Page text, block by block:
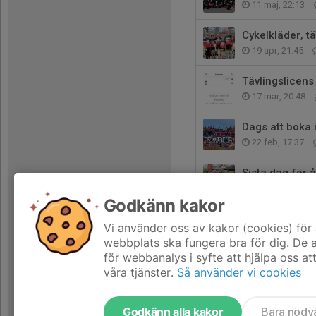
11 maj, 22:13
Cykelkläder,
19 apr, 21:45
Tävlingslicens
17 mar, 20:48
Dags att boka
22 feb, 17:37
Sista dag för
11 jan, 09:49
Godkänn kakor
Vi använder oss av kakor (cookies)
webbplats ska fungera bra för dig. De
för webbanalys i syfte att hjälpa oss
våra tjänster. Så använder vi cookies
Godkänn alla kakor Bara